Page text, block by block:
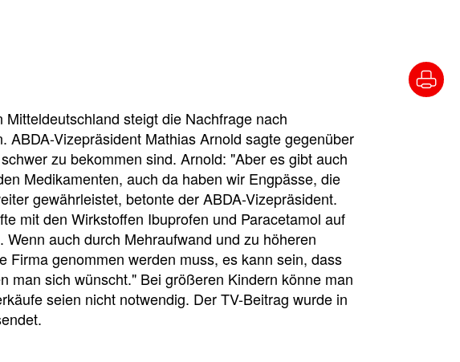
steigt die Nachfrage nach
Vizepräsident Mathias Arnold sagte gegenüber
zu bekommen sind. Arnold: "Aber es gibt auch
Medikamenten, auch da haben wir Engpässe, die
gewährleistet, betonte der ABDA-Vizepräsident.
mit den Wirkstoffen Ibuprofen und Paracetamol auf
auch durch Mehraufwand und zu höheren
Firma genommen werden muss, es kann sein, dass
man sich wünscht." Bei größeren Kindern könne man
seien nicht notwendig. Der TV-Beitrag wurde in